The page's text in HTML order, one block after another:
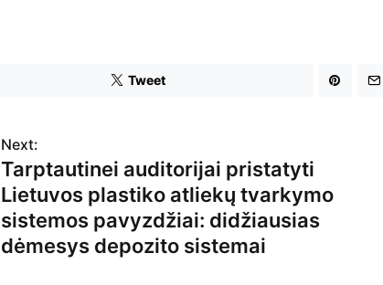
Tweet
Next:
Tarptautinei auditorijai pristatyti
Lietuvos plastiko atliekų tvarkymo
sistemos pavyzdžiai: didžiausias
dėmesys depozito sistemai